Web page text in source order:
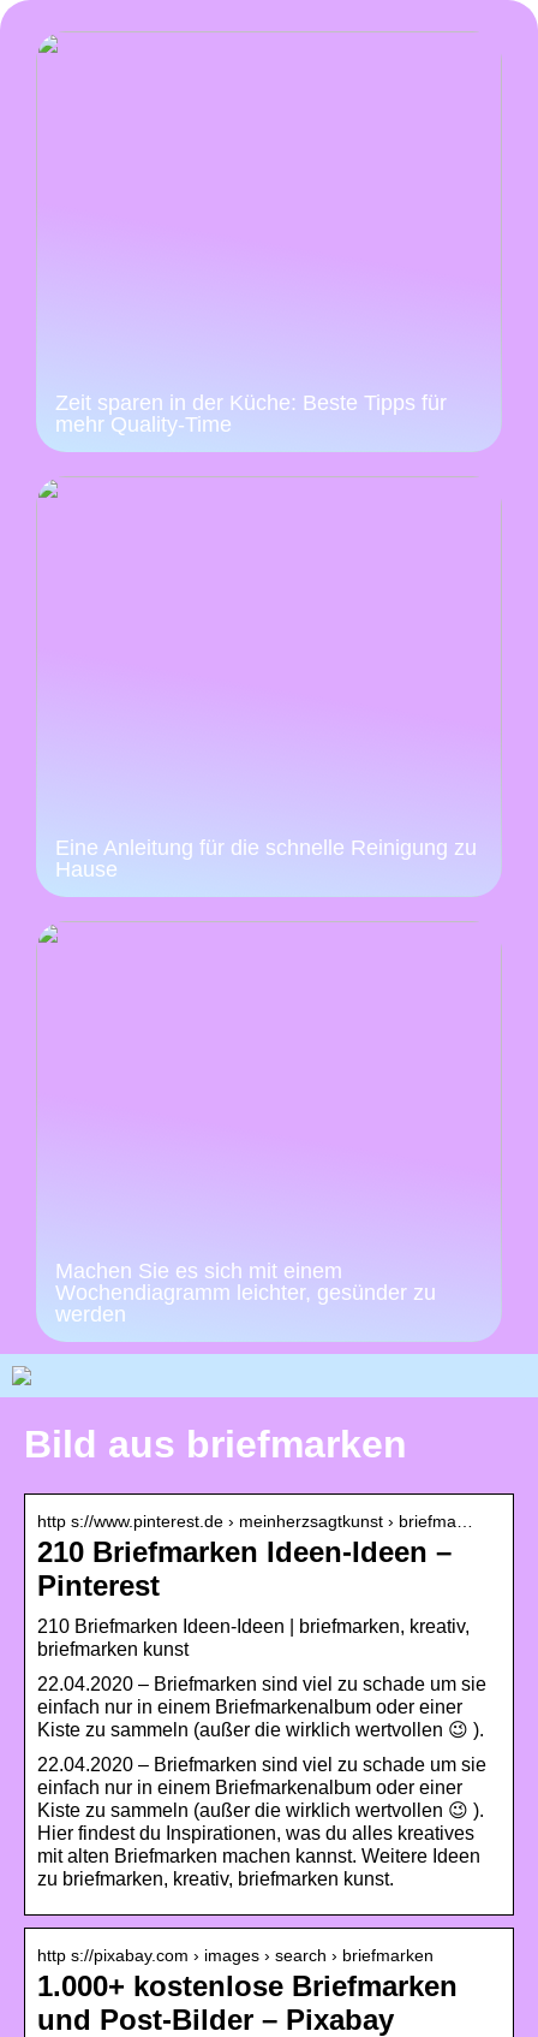
Zeit sparen in der Küche: Beste Tipps für
mehr Quality-Time
Eine Anleitung für die schnelle Reinigung zu
Hause
Machen Sie es sich mit einem
Wochendiagramm leichter, gesünder zu
werden
Bild aus briefmarken
http s://www.pinterest.de › meinherzsagtkunst › briefma…
210 Briefmarken Ideen-Ideen –
Pinterest
210 Briefmarken Ideen-Ideen | briefmarken, kreativ,
briefmarken kunst
22.04.2020 – Briefmarken sind viel zu schade um sie
einfach nur in einem Briefmarkenalbum oder einer
Kiste zu sammeln (außer die wirklich wertvollen 😉 ).
22.04.2020 – Briefmarken sind viel zu schade um sie
einfach nur in einem Briefmarkenalbum oder einer
Kiste zu sammeln (außer die wirklich wertvollen 😉 ).
Hier findest du Inspirationen, was du alles kreatives
mit alten Briefmarken machen kannst. Weitere Ideen
zu briefmarken, kreativ, briefmarken kunst.
http s://pixabay.com › images › search › briefmarken
1.000+ kostenlose Briefmarken
und Post-Bilder – Pixabay